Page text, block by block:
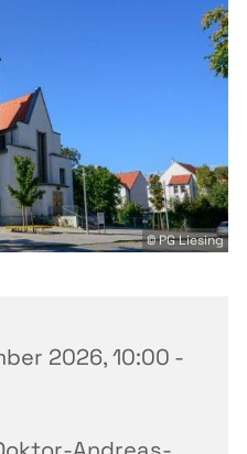
© PG Liesing
2026, 10:00 -